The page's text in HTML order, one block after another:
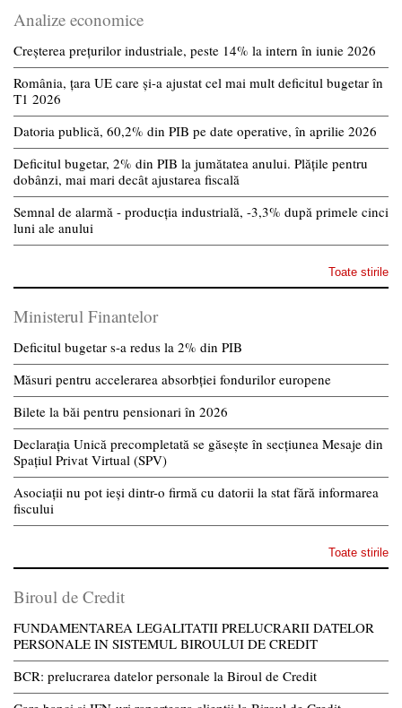
Analize economice
Creșterea prețurilor industriale, peste 14% la intern în iunie 2026
România, țara UE care și-a ajustat cel mai mult deficitul bugetar în
T1 2026
Datoria publică, 60,2% din PIB pe date operative, în aprilie 2026
Deficitul bugetar, 2% din PIB la jumătatea anului. Plățile pentru
dobânzi, mai mari decât ajustarea fiscală
Semnal de alarmă - producția industrială, -3,3% după primele cinci
luni ale anului
Toate stirile
Ministerul Finantelor
Deficitul bugetar s-a redus la 2% din PIB
Măsuri pentru accelerarea absorbției fondurilor europene
Bilete la băi pentru pensionari în 2026
Declarația Unică precompletată se găsește în secțiunea Mesaje din
Spațiul Privat Virtual (SPV)
Asociații nu pot ieși dintr-o firmă cu datorii la stat fără informarea
fiscului
Toate stirile
Biroul de Credit
FUNDAMENTAREA LEGALITATII PRELUCRARII DATELOR
PERSONALE IN SISTEMUL BIROULUI DE CREDIT
BCR: prelucrarea datelor personale la Biroul de Credit